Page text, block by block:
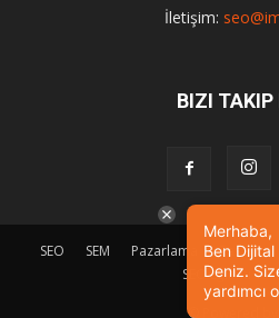
İletişim:
BIZI TAKIP
SEO SEM Pazarlama Tasarım
SEO Eğitimi
© Powered by
Merhaba,
Ben Dijital
Deniz.
yardımcı